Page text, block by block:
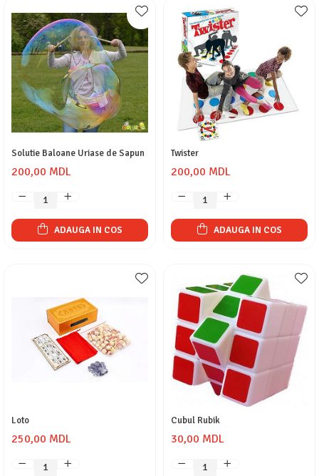
Solutie Baloane Uriase de Sapun
200,00 MDL
ADAUGA IN COS
Twister
200,00 MDL
ADAUGA IN COS
Loto
250,00 MDL
Cubul Rubik
30,00 MDL